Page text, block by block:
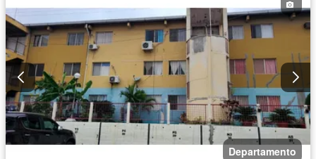
Departamento